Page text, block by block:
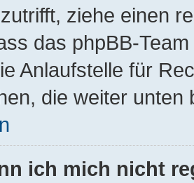
ziehe einen
das phpBB-
Anlaufstelle für
die weiter unten
ich mich nicht